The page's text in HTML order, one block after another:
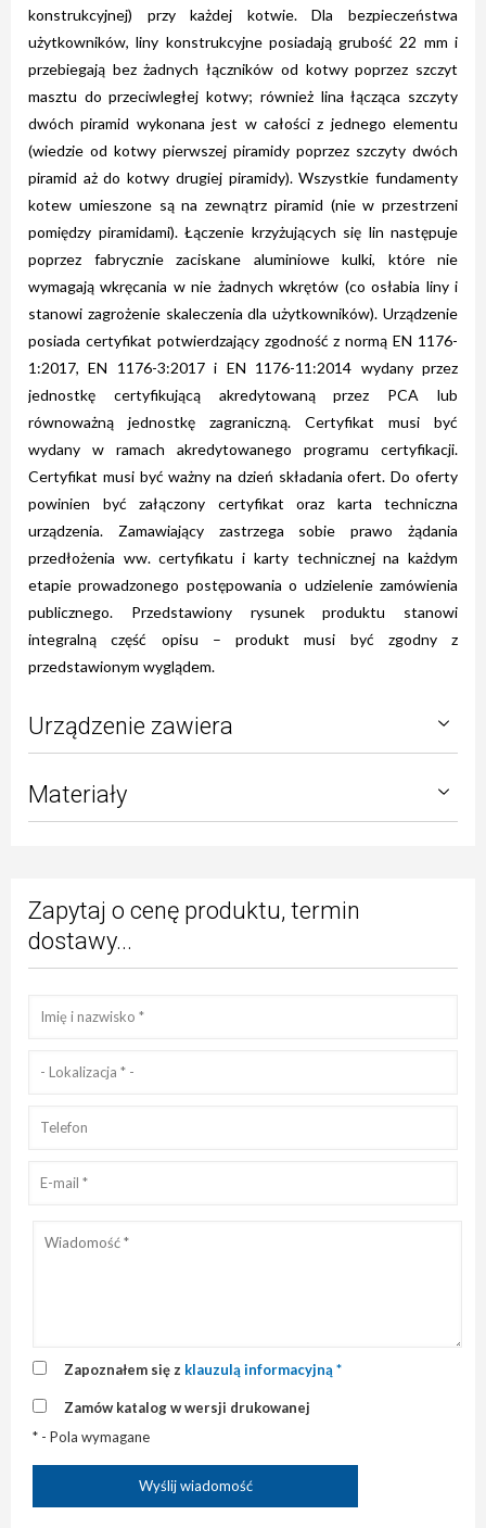
konstrukcyjnej) przy każdej kotwie. Dla bezpieczeństwa
użytkowników, liny konstrukcyjne posiadają grubość 22 mm i
przebiegają bez żadnych łączników od kotwy poprzez szczyt
masztu do przeciwległej kotwy; również lina łącząca szczyty
dwóch piramid wykonana jest w całości z jednego elementu
(wiedzie od kotwy pierwszej piramidy poprzez szczyty dwóch
piramid aż do kotwy drugiej piramidy). Wszystkie fundamenty
kotew umieszone są na zewnątrz piramid (nie w przestrzeni
pomiędzy piramidami). Łączenie krzyżujących się lin następuje
poprzez fabrycznie zaciskane aluminiowe kulki, które nie
wymagają wkręcania w nie żadnych wkrętów (co osłabia liny i
stanowi zagrożenie skaleczenia dla użytkowników). Urządzenie
posiada certyfikat potwierdzający zgodność z normą EN 1176-
1:2017, EN 1176-3:2017 i EN 1176-11:2014 wydany przez
jednostkę certyfikującą akredytowaną przez PCA lub
równoważną jednostkę zagraniczną. Certyfikat musi być
wydany w ramach akredytowanego programu certyfikacji.
Certyfikat musi być ważny na dzień składania ofert. Do oferty
powinien być załączony certyfikat oraz karta techniczna
urządzenia. Zamawiający zastrzega sobie prawo żądania
przedłożenia ww. certyfikatu i karty technicznej na każdym
etapie prowadzonego postępowania o udzielenie zamówienia
publicznego. Przedstawiony rysunek produktu stanowi
integralną część opisu – produkt musi być zgodny z
przedstawionym wyglądem.
Urządzenie zawiera
Materiały
Zapytaj o cenę produktu, termin
dostawy...
Zapoznałem się z klauzulą informacyjną *
Zamów katalog w wersji drukowanej
* - Pola wymagane